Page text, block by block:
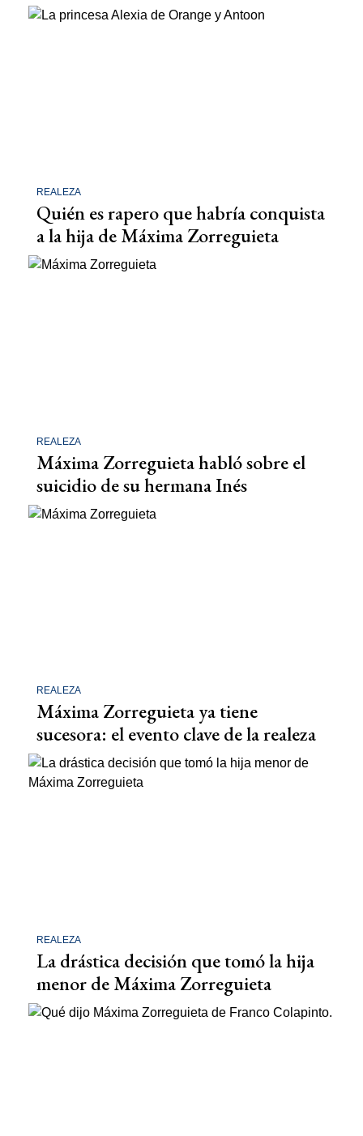
REALEZA
Quién es rapero que habría conquista
a la hija de Máxima Zorreguieta
REALEZA
Máxima Zorreguieta habló sobre el
suicidio de su hermana Inés
REALEZA
Máxima Zorreguieta ya tiene
sucesora: el evento clave de la realeza
REALEZA
La drástica decisión que tomó la hija
menor de Máxima Zorreguieta